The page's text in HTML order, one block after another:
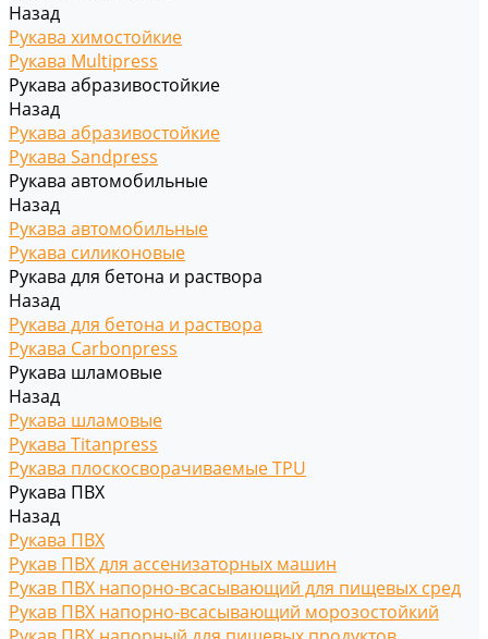
Назад
Рукава химостойкие
Рукава Multipress
Рукава абразивостойкие
Назад
Рукава абразивостойкие
Рукава Sandpress
Рукава автомобильные
Назад
Рукава автомобильные
Рукава силиконовые
Рукава для бетона и раствора
Назад
Рукава для бетона и раствора
Рукава Carbonpress
Рукава шламовые
Назад
Рукава шламовые
Рукава Titanpress
Рукава плоскосворачиваемые TPU
Рукава ПВХ
Назад
Рукава ПВХ
Рукав ПВХ для ассенизаторных машин
Рукав ПВХ напорно-всасывающий для пищевых сред
Рукав ПВХ напорно-всасывающий морозостойкий